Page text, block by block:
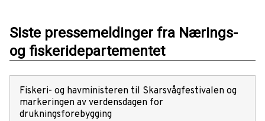
Siste pressemeldinger fra Nærings-
og fiskeridepartementet
Fiskeri- og havministeren til Skarsvågfestivalen og
markeringen av verdensdagen for
drukningsforebygging